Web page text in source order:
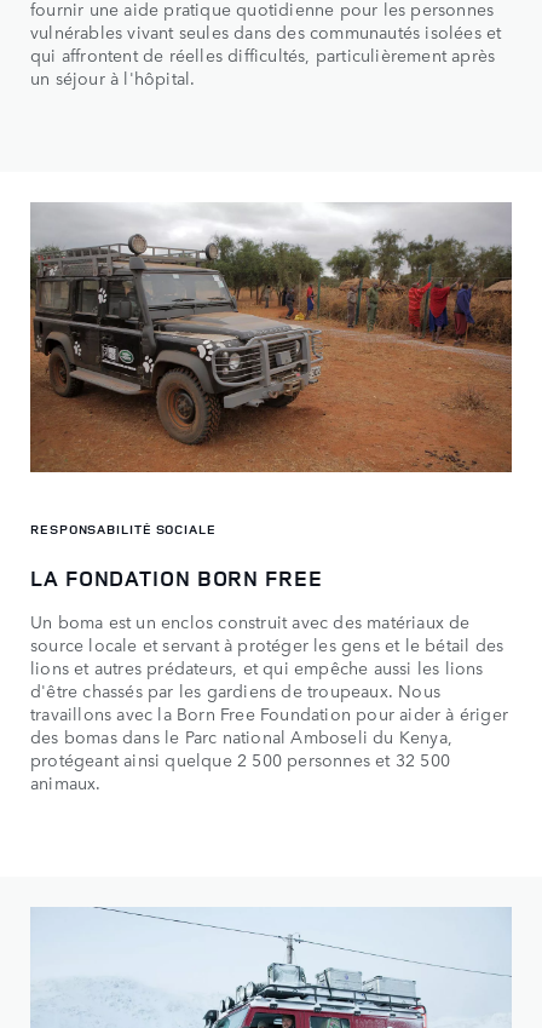
fournir une aide pratique quotidienne pour les personnes
vulnérables vivant seules dans des communautés isolées et
qui affrontent de réelles difficultés, particulièrement après
un séjour à l'hôpital.
RESPONSABILITÉ SOCIALE
LA FONDATION BORN FREE
Un boma est un enclos construit avec des matériaux de
source locale et servant à protéger les gens et le bétail des
lions et autres prédateurs, et qui empêche aussi les lions
d'être chassés par les gardiens de troupeaux. Nous
travaillons avec la Born Free Foundation pour aider à ériger
des bomas dans le Parc national Amboseli du Kenya,
protégeant ainsi quelque 2 500 personnes et 32 500
animaux.